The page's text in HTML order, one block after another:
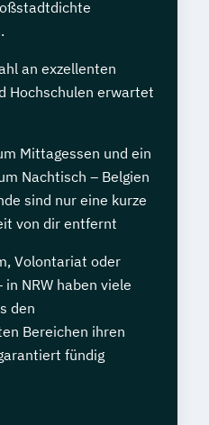
an exzellenten
Hochschulen erwartet
Mittagessen und ein
Nachtisch – Belgien
sind nur eine kurze
von dir entfernt
Volontariat oder
NRW haben viele
den
Bereichen ihren
fündig